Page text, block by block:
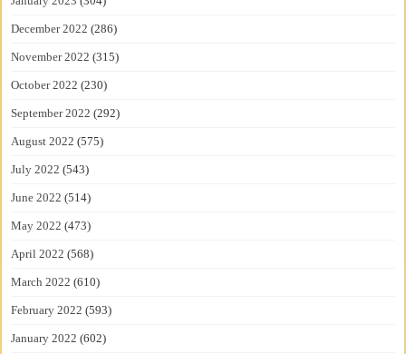
December 2022 (286)
November 2022 (315)
October 2022 (230)
September 2022 (292)
August 2022 (575)
July 2022 (543)
June 2022 (514)
May 2022 (473)
April 2022 (568)
March 2022 (610)
February 2022 (593)
January 2022 (602)